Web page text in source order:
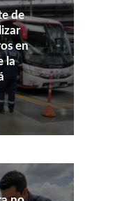
de
en
la